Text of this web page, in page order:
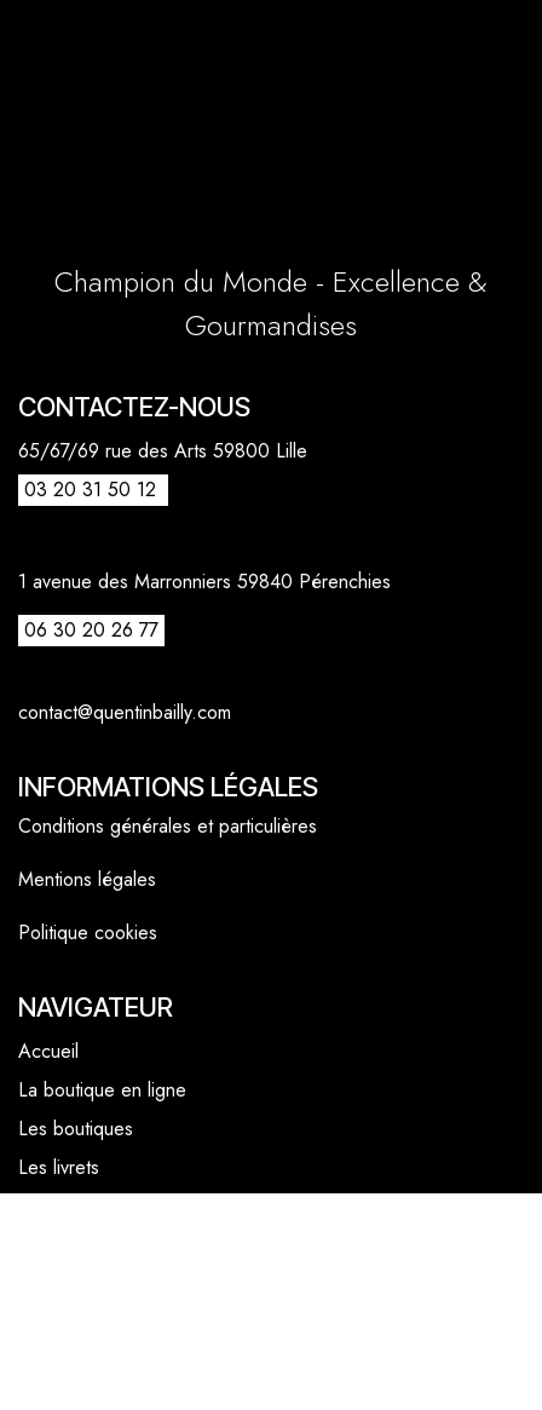
CONTACTEZ-NOUS
65/67/69 rue des Arts 59800 Lille
03 20 31 50 12
1 avenue des Marronniers 59840 Pérenchies
06 30 20 26 77
contact@quentinbailly.com
Champion du Monde - Excellence &
Gourmandises
INFORMATIONS LÉGALES
Conditions générales et particulières
Mentions légales
Politique cookies
NAVIGATEUR
Accueil
La boutique en ligne
Les boutiques
Les livrets